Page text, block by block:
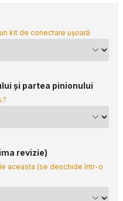
kit de conectare ușoară
și partea pinionului
revizie)
aceasta (se deschide într-o